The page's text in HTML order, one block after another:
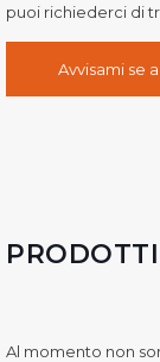
puoi richiederci di
Avvisami se
Al momento non